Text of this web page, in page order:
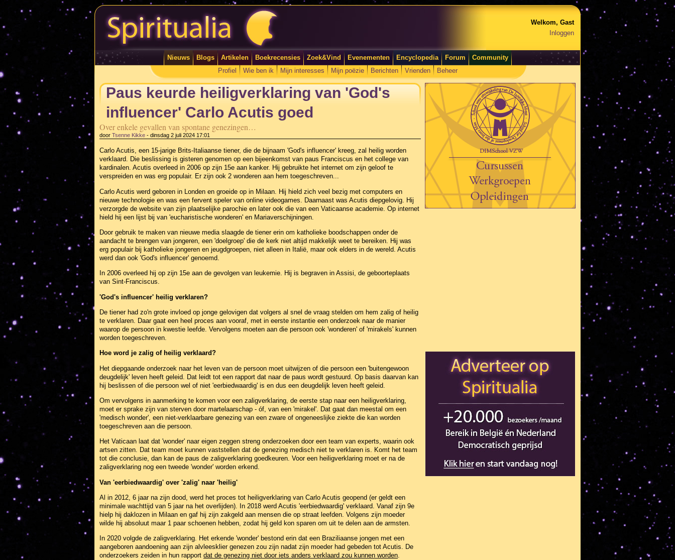
Welkom, Gast
Inloggen
Nieuws Blogs Artikelen Boekrecensies Zoek&Vind Evenementen Encyclopedia Forum
Community
Profiel
Wie ben ik Mijn interesses Mijn poëzie Berichten Vrienden Beheer
Paus keurde heiligverklaring van 'God's
influencer' Carlo Acutis goed
Over enkele gevallen van spontane genezingen…
door Tsenne Kikke - dinsdag 2 juli 2024 17:01
Carlo Acutis, een 15-jarige Brits-Italiaanse tiener, die de bijnaam 'God's influencer' kreeg, zal heilig worden
verklaard. Die beslissing is gisteren genomen op een bijeenkomst van paus Franciscus en het college van
kardinalen. Acutis overleed in 2006 op zijn 15e aan kanker. Hij gebruikte het internet om zijn geloof te
verspreiden en was erg populair. Er zijn ook 2 wonderen aan hem toegeschreven...
Carlo Acutis werd geboren in Londen en groeide op in Milaan. Hij hield zich veel bezig met computers en
nieuwe technologie en was een fervent speler van online videogames. Daarnaast was Acutis diepgelovig. Hij
verzorgde de website van zijn plaatselijke parochie en later ook die van een Vaticaanse academie. Op internet
hield hij een lijst bij van 'eucharistische wonderen' en Mariaverschijningen.
Door gebruik te maken van nieuwe media slaagde de tiener erin om katholieke boodschappen onder de
aandacht te brengen van jongeren, een 'doelgroep' die de kerk niet altijd makkelijk weet te bereiken. Hij was
erg populair bij katholieke jongeren en jeugdgroepen, niet alleen in Italië, maar ook elders in de wereld. Acutis
werd dan ook 'God's influencer' genoemd.
In 2006 overleed hij op zijn 15e aan de gevolgen van leukemie. Hij is begraven in Assisi, de geboorteplaats
van Sint-Franciscus.
'God's influencer' heilig verklaren?
De tiener had zo'n grote invloed op jonge gelovigen dat volgers al snel de vraag stelden om hem zalig of heilig
te verklaren. Daar gaat een heel proces aan vooraf, met in eerste instantie een onderzoek naar de manier
waarop de persoon in kwestie leefde. Vervolgens moeten aan die persoon ook 'wonderen' of 'mirakels' kunnen
worden toegeschreven.
Hoe word je zalig of heilig verklaard?
Het diepgaande onderzoek naar het leven van de persoon moet uitwijzen of die persoon een 'buitengewoon
deugdelijk' leven heeft geleid. Dat leidt tot een rapport dat naar de paus wordt gestuurd. Op basis daarvan kan
hij beslissen of die persoon wel of niet 'eerbiedwaardig' is en dus een deugdelijk leven heeft geleid.
Om vervolgens in aanmerking te komen voor een zaligverklaring, de eerste stap naar een heiligverklaring,
moet er sprake zijn van sterven door martelaarschap - óf, van een 'mirakel'. Dat gaat dan meestal om een
'medisch wonder', een niet-verklaarbare genezing van een zware of ongeneeslijke ziekte die kan worden
toegeschreven aan die persoon.
Het Vaticaan laat dat 'wonder' naar eigen zeggen streng onderzoeken door een team van experts, waarin ook
artsen zitten. Dat team moet kunnen vaststellen dat de genezing medisch niet te verklaren is. Komt het team
tot die conclusie, dan kan de paus de zaligverklaring goedkeuren. Voor een heiligverklaring moet er na de
zaligverklaring nog een tweede 'wonder' worden erkend.
Van 'eerbiedwaardig' over 'zalig' naar 'heilig'
Al in 2012, 6 jaar na zijn dood, werd het proces tot heiligverklaring van Carlo Acutis geopend (er geldt een
minimale wachttijd van 5 jaar na het overlijden). In 2018 werd Acutis 'eerbiedwaardig' verklaard. Vanaf zijn 9e
hielp hij daklozen in Milaan en gaf hij zijn zakgeld aan mensen die op straat leefden. Volgens zijn moeder
wilde hij absoluut maar 1 paar schoenen hebben, zodat hij geld kon sparen om uit te delen aan de armsten.
In 2020 volgde de zaligverklaring. Het erkende 'wonder' bestond erin dat een Braziliaanse jongen met een
aangeboren aandoening aan zijn alvleesklier genezen zou zijn nadat zijn moeder had gebeden tot Acutis. De
onderzoekers zeiden in hun rapport dat de genezing niet door iets anders verklaard zou kunnen worden.